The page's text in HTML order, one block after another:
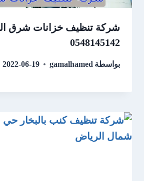
شركة تنظيف خزانات شرق
0548145142
بواسطة gamalhamed
2022-06-19